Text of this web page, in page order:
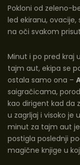
Pokloni od zeleno-
led ekiranu, ovacije,
na oči svakom
Minut i po pred kraj
tajm aut, ekipa se
ostala samo ona –
saigračicama,
kao dirigent kad da
u zagrljaj i visoko je
minut za tajm aut je
postigla poslednji
magične knjige u